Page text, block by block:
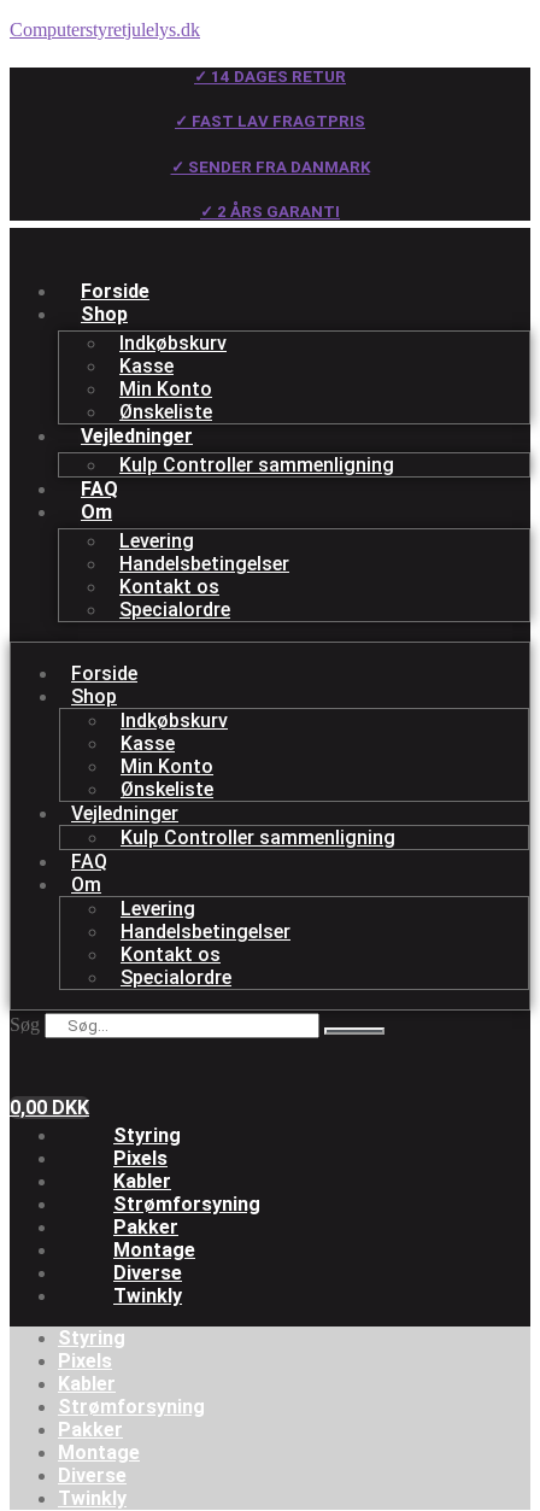
Computerstyretjulelys.dk
✓ 14 DAGES RETUR
✓ FAST LAV FRAGTPRIS
✓ SENDER FRA DANMARK
✓ 2 ÅRS GARANTI
Forside
Shop
Indkøbskurv
Kasse
Min Konto
Ønskeliste
Vejledninger
Kulp Controller sammenligning
FAQ
Om
Levering
Handelsbetingelser
Kontakt os
Specialordre
Forside
Shop
Indkøbskurv
Kasse
Min Konto
Ønskeliste
Vejledninger
Kulp Controller sammenligning
FAQ
Om
Levering
Handelsbetingelser
Kontakt os
Specialordre
Søg
0,00 DKK
Styring
Pixels
Kabler
Strømforsyning
Pakker
Montage
Diverse
Twinkly
Styring
Pixels
Kabler
Strømforsyning
Pakker
Montage
Diverse
Twinkly